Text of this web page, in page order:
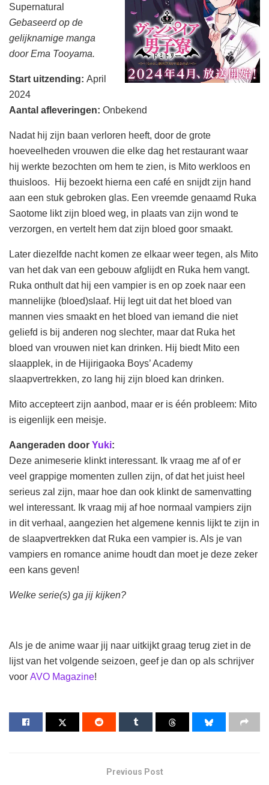
Supernatural
Gebaseerd op de
gelijknamige manga
door Ema Tooyama.
Start uitzending: April
2024
Aantal afleveringen: Onbekend
Nadat hij zijn baan verloren heeft, door de grote
hoeveelheden vrouwen die elke dag het restaurant waar
hij werkte bezochten om hem te zien, is Mito werkloos en
thuisloos. Hij bezoekt hierna een café en snijdt zijn hand
aan een stuk gebroken glas. Een vreemde genaamd Ruka
Saotome likt zijn bloed weg, in plaats van zijn wond te
verzorgen, en vertelt hem dat zijn bloed goor smaakt.
Later diezelfde nacht komen ze elkaar weer tegen, als Mito
van het dak van een gebouw afglijdt en Ruka hem vangt.
Ruka onthult dat hij een vampier is en op zoek naar een
mannelijke (bloed)slaaf. Hij legt uit dat het bloed van
mannen vies smaakt en het bloed van iemand die niet
geliefd is bij anderen nog slechter, maar dat Ruka het
bloed van vrouwen niet kan drinken. Hij biedt Mito een
slaapplek, in de Hijirigaoka Boys’ Academy
slaapvertrekken, zo lang hij zijn bloed kan drinken.
Mito accepteert zijn aanbod, maar er is één probleem: Mito
is eigenlijk een meisje.
Aangeraden door Yuki:
Deze animeserie klinkt interessant. Ik vraag me af of er
veel grappige momenten zullen zijn, of dat het juist heel
serieus zal zijn, maar hoe dan ook klinkt de samenvatting
wel interessant. Ik vraag mij af hoe normaal vampiers zijn
in dit verhaal, aangezien het algemene kennis lijkt te zijn in
de slaapvertrekken dat Ruka een vampier is. Als je van
vampiers en romance anime houdt dan moet je deze zeker
een kans geven!
Welke serie(s) ga jij kijken?
Als je de anime waar jij naar uitkijkt graag terug ziet in de
lijst van het volgende seizoen, geef je dan op als schrijver
voor AVO Magazine!
Previous Post